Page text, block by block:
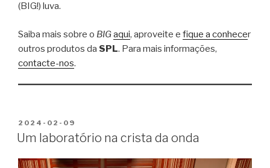
(BIG!) luva.
Saiba mais sobre o BIGaqui, aproveite e fique a conhecer
outros produtos da SPL. Para mais informações,
contacte-nos.
PUBLICADO
EM
2024-02-09
Um laboratório na crista da onda